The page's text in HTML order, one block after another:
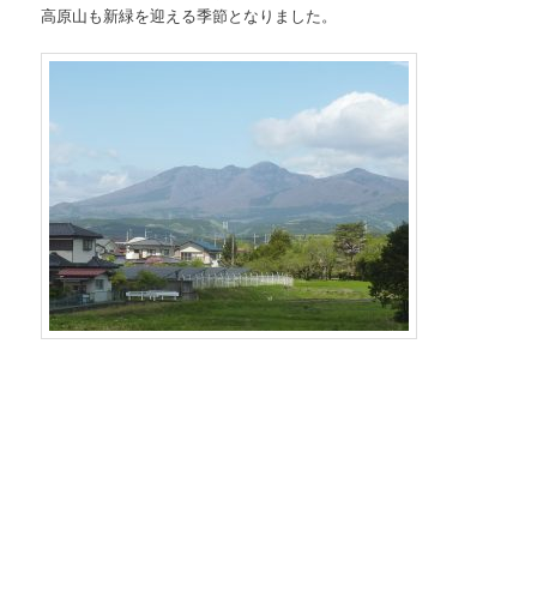
高原山も新緑を迎える季節となりました。